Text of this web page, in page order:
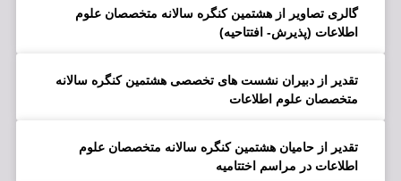
گالری تصاویر از هشتمین کنگره سالانه متخصصان علوم
اطلاعات (پذیرش- افتتاحیه)
تقدیر از دبیران نشست های تخصصی هشتمین کنگره سالانه
متخصصان علوم اطلاعات
تقدیر از حامیان هشتمین کنگره سالانه متخصصان علوم
اطلاعات در مراسم اختتامیه